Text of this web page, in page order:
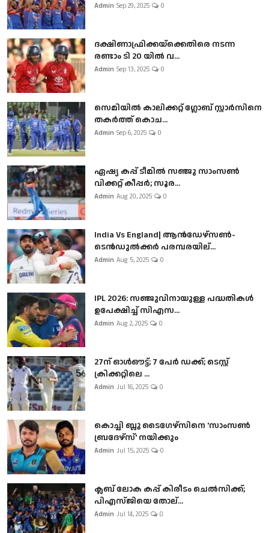
Admin Sep 29, 2025 0
ദക്ഷിണാഫ്രിക്കയ്‌ക്കെതിരെ നടന്ന
രണ്ടാം ടി 20 യിൽ വ...
Admin Sep 13, 2025 0
സെമിയിൽ കാലിക്കറ്റ് ഗ്ലോബ് സ്റ്റാർസിനെ
തകർത്ത് കൊച...
Admin Sep 6, 2025 0
ഏഷ്യ കപ്പ് ടീമിൽ സഞ്ജു സാംസൺ
വിക്കറ്റ് കീപ്പർ; സൂര...
Admin Aug 20, 2025 0
India Vs England| ആൻഡേഴ്സൺ-
ടെൻഡുല്‍ക്കർ പരമ്പരയില്...
Admin Aug 5, 2025 0
IPL 2026: സഞ്ജുവിനായുള്ള പദ്ധതികൾ
ഉപേക്ഷിച്ച് സിഎസ...
Admin Aug 2, 2025 0
27ന് ഓൾഔട്ട്; 7 പേർ ഡക്ക്; ടെസ്റ്റ്
ക്രിക്കറ്റിലെ ...
Admin Jul 16, 2025 0
കൊച്ചി ബ്ലൂ ടൈഗേഴ്സിനെ 'സാംസൺ
ബ്രദേഴ്സ്' നയിക്കും
Admin Jul 15, 2025 0
ക്ലബ് ലോക കപ്പ് കിരീടം ചെല്‍സിക്ക്;
പിഎസ്ജിയെ തോല്...
Admin Jul 14, 2025 0